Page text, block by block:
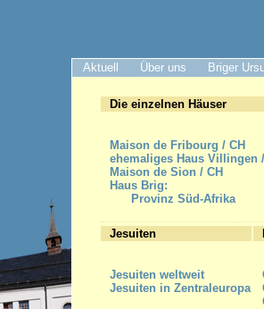
Aktuell Über uns Briger
Die einzelnen Häuser
Maison de Fribourg / CH
ehemaliges Haus Villingen
Maison de Sion / CH
Haus Brig:
Provinz Süd-Afrika
Jesuiten
Jesuiten weltweit
Jesuiten in Zentraleuropa